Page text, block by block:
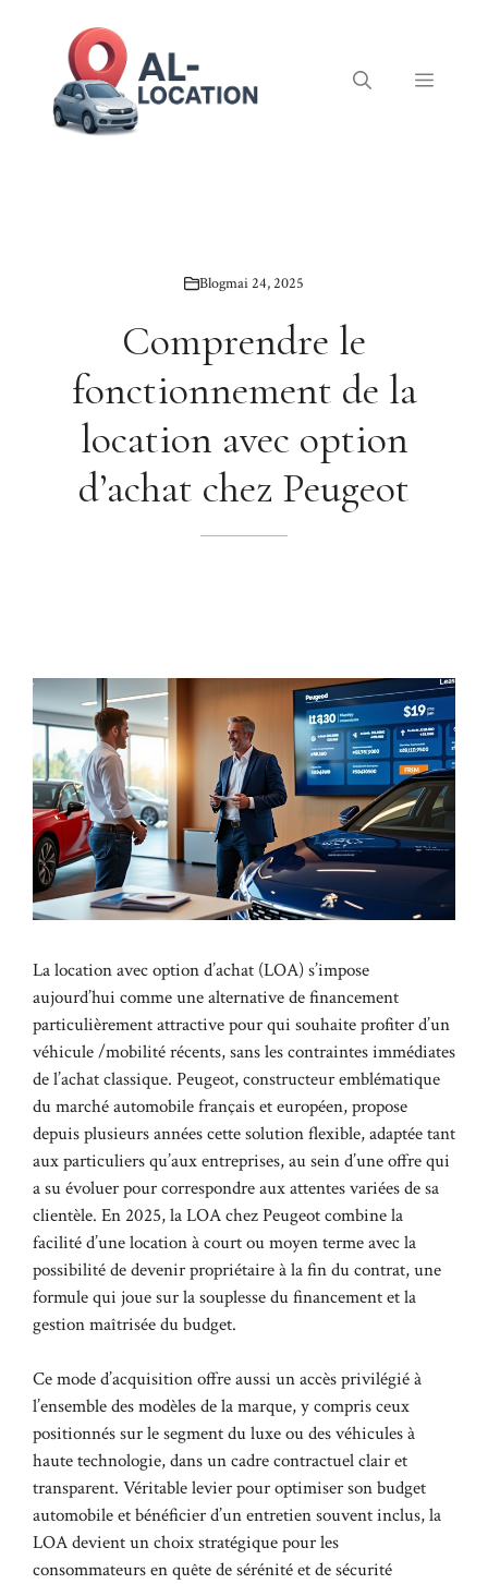
Menu
Blogmai 24, 2025
Comprendre le
fonctionnement de la
location avec option
d’achat chez Peugeot
La location avec option d’achat (LOA) s’impose
aujourd’hui comme une alternative de financement
particulièrement attractive pour qui souhaite profiter d’un
véhicule /mobilité récents, sans les contraintes immédiates
de l’achat classique. Peugeot, constructeur emblématique
du marché automobile français et européen, propose
depuis plusieurs années cette solution flexible, adaptée tant
aux particuliers qu’aux entreprises, au sein d’une offre qui
a su évoluer pour correspondre aux attentes variées de sa
clientèle. En 2025, la LOA chez Peugeot combine la
facilité d’une location à court ou moyen terme avec la
possibilité de devenir propriétaire à la fin du contrat, une
formule qui joue sur la souplesse du financement et la
gestion maîtrisée du budget.
Ce mode d’acquisition offre aussi un accès privilégié à
l’ensemble des modèles de la marque, y compris ceux
positionnés sur le segment du luxe ou des véhicules à
haute technologie, dans un cadre contractuel clair et
transparent. Véritable levier pour optimiser son budget
automobile et bénéficier d’un entretien souvent inclus, la
LOA devient un choix stratégique pour les
consommateurs en quête de sérénité et de sécurité